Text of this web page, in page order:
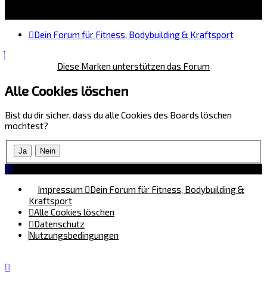
Dein Forum für Fitness, Bodybuilding & Kraftsport
Diese Marken unterstützen das Forum
Alle Cookies löschen
Bist du dir sicher, dass du alle Cookies des Boards löschen
möchtest?
Impressum
Dein Forum für Fitness, Bodybuilding &
Kraftsport
Alle Cookies löschen
Datenschutz
Nutzungsbedingungen